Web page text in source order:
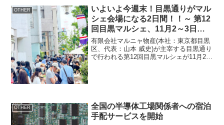
推進を図るため、2024年1月22日(月)に秋
田県及び仙...
OTHER
いよいよ今週末！目黒通りがマル
シェ会場になる2日間！！～ 第12
回目黒マルシェ、11月2～3日に
開催 ～
有限会社マルニャ物産(本社：東京都目黒
区、代表：山本 威史)が主宰する目黒通り
で行われる第12回目黒マルシェが11月2
OTHER
全国の半導体工場関係者への宿泊
手配サービスを開始